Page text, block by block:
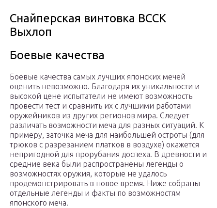
Снайперская винтовка ВССК
Выхлоп
Боевые качества
Боевые качества самых лучших японских мечей
оценить невозможно. Благодаря их уникальности и
высокой цене испытатели не имеют возможность
провести тест и сравнить их с лучшими работами
оружейников из других регионов мира. Следует
различать возможности меча для разных ситуаций. К
примеру, заточка меча для наибольшей остроты (для
трюков с разрезанием платков в воздухе) окажется
непригодной для прорубания доспеха. В древности и
средние века были распространены легенды о
возможностях оружия, которые не удалось
продемонстрировать в новое время. Ниже собраны
отдельные легенды и факты по возможностям
японского меча.